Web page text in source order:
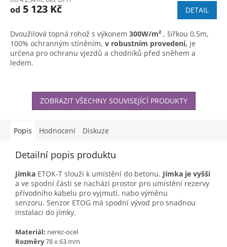
je
z
5
hvězdiček.
od 5 123 Kč DETAIL
Dvoužilová topná rohož s výkonem 300W/m² , šířkou 0,5m,
100% ochranným stíněním, v robustním provedení, je
určena pro ochranu vjezdů a chodníků před sněhem a
ledem.
ZOBRAZIT VŠECHNY SOUVISEJÍCÍ PRODUKTY
Popis Hodnocení Diskuze
Detailní popis produktu
Jímka ETOK-T slouží k umístění do betonu. Jímka je vyšší
a ve spodní části se nachází prostor pro umístění rezervy
přívodního kabelu pro vyjmutí, nabo výměnu
senzoru. Senzor ETOG má spodní vývod pro snadnou
instalaci do jímky.
Materiál: nerez-ocel
Rozměry78 x 63 mm